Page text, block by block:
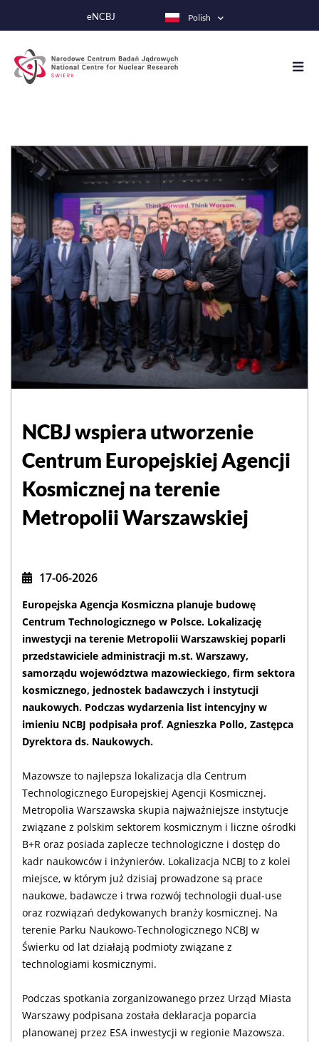
do
eNCBJ Polish
NCBJ wspiera utworzenie
Centrum Europejskiej Agencji
Kosmicznej na terenie
Metropolii Warszawskiej
17-06-2026
Europejska Agencja Kosmiczna planuje budowę
Centrum Technologicznego w Polsce. Lokalizację
inwestycji na terenie Metropolii Warszawskiej poparli
przedstawiciele administracji m.st. Warszawy,
samorządu województwa mazowieckiego, firm sektora
kosmicznego, jednostek badawczych i instytucji
naukowych. Podczas wydarzenia list intencyjny w
imieniu NCBJ podpisała prof. Agnieszka Pollo, Zastępca
Dyrektora ds. Naukowych.
Mazowsze to najlepsza lokalizacja dla Centrum
Technologicznego Europejskiej Agencji Kosmicznej.
Metropolia Warszawska skupia najważniejsze instytucje
związane z polskim sektorem kosmicznym i liczne ośrodki
B+R oraz posiada zaplecze technologiczne i dostęp do
kadr naukowców i inżynierów. Lokalizacja NCBJ to z kolei
miejsce, w którym już dzisiaj prowadzone są prace
naukowe, badawcze i trwa rozwój technologii dual-use
oraz rozwiązań dedykowanych branży kosmicznej. Na
terenie Parku Naukowo-Technologicznego NCBJ w
Świerku od lat działają podmioty związane z
technologiami kosmicznymi.
Podczas spotkania zorganizowanego przez Urząd Miasta
Warszawy podpisana została deklaracja poparcia
planowanej przez ESA inwestycji w regionie Mazowsza.